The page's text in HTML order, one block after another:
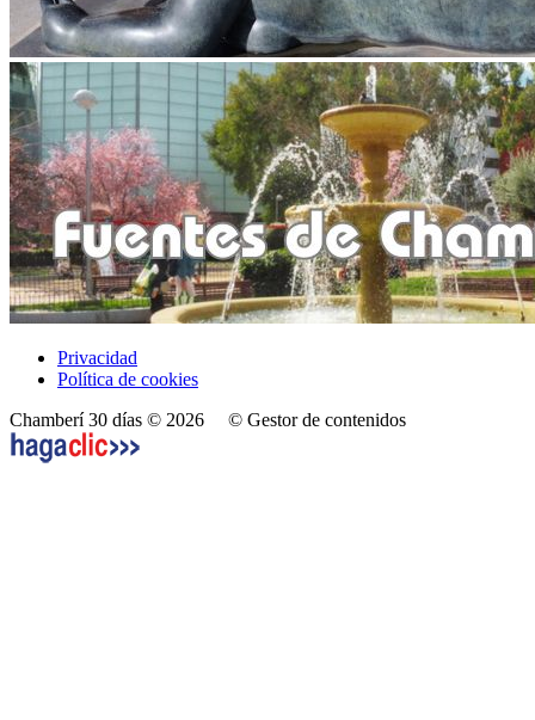
Privacidad
Política de cookies
Chamberí 30 días © 2026 © Gestor de contenidos